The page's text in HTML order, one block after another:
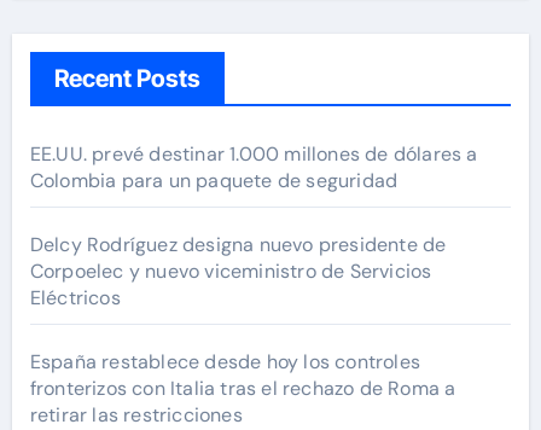
Recent Posts
EE.UU. prevé destinar 1.000 millones de dólares a
Colombia para un paquete de seguridad
Delcy Rodríguez designa nuevo presidente de
Corpoelec y nuevo viceministro de Servicios
Eléctricos
España restablece desde hoy los controles
fronterizos con Italia tras el rechazo de Roma a
retirar las restricciones